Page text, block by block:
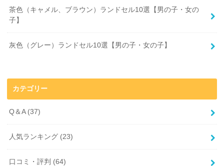
茶色（キャメル、ブラウン）ランドセル10選【男の子・女の
子】
灰色（グレー）ランドセル10選【男の子・女の子】
カテゴリー
Q＆A (37)
人気ランキング (23)
口コミ・評判 (64)